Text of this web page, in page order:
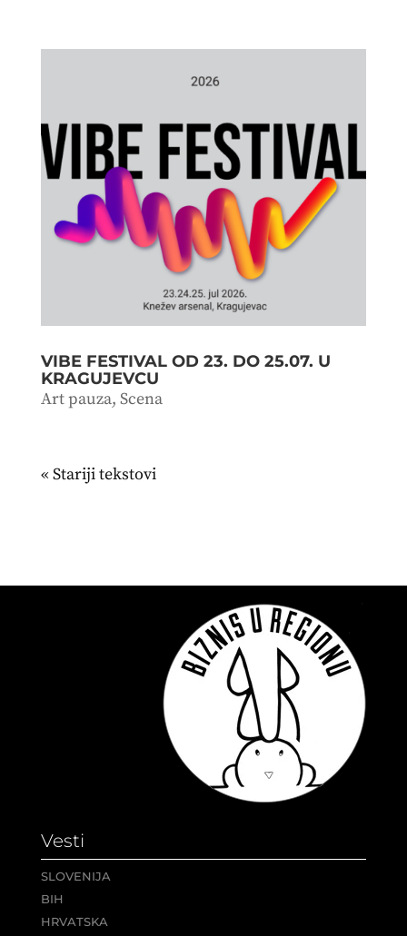
VIBE FESTIVAL OD 23. DO 25.07. U
KRAGUJEVCU
Art pauza, Scena
« Stariji unosi
Vesti
SLOVENIJA
BIH
HRVATSKA